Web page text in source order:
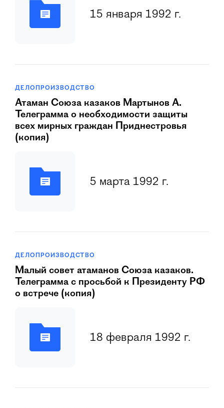
15 января 1992 г.
ДЕЛОПРОИЗВОДСТВО
Атаман Союза казаков Мартынов А.
Телеграмма о необходимости защиты
всех мирных граждан Приднестровья
(копия)
5 марта 1992 г.
ДЕЛОПРОИЗВОДСТВО
Малый совет атаманов Союза казаков.
Телеграмма с просьбой к Президенту РФ
о встрече (копия)
18 февраля 1992 г.